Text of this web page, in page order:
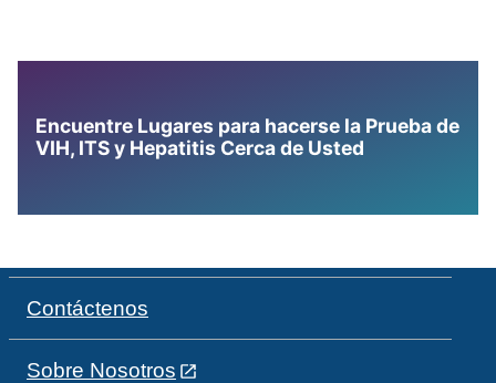
Encuentre Lugares para hacerse la Prueba de
VIH, ITS y Hepatitis Cerca de Usted
Contáctenos
Sobre Nosotros